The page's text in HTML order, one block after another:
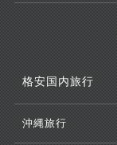
格安国内旅行
沖縄旅行